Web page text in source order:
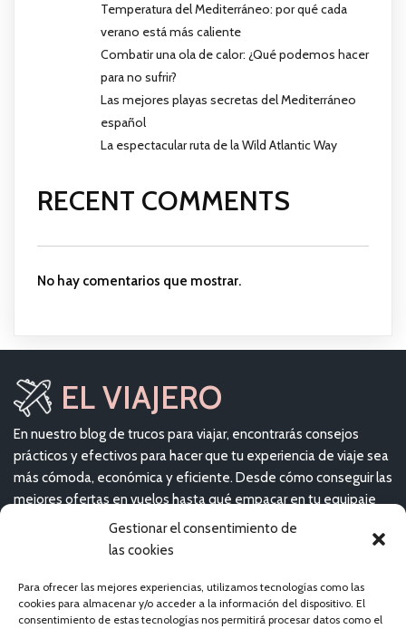
Gestionar el consentimiento de
las cookies
Para ofrecer las mejores experiencias, utilizamos tecnologías como las
cookies para almacenar y/o acceder a la información del dispositivo. El
consentimiento de estas tecnologías nos permitirá procesar datos como el
Temperatura del Mediterráneo: por qué cada
verano está más caliente
Combatir una ola de calor: ¿Qué podemos hacer
para no sufrir?
Las mejores playas secretas del Mediterráneo
español
La espectacular ruta de la Wild Atlantic Way
RECENT COMMENTS
No hay comentarios que mostrar.
EL VIAJERO
En nuestro blog de trucos para viajar, encontrarás consejos
prácticos y efectivos para hacer que tu experiencia de viaje sea
más cómoda, económica y eficiente. Desde cómo conseguir las
mejores ofertas en vuelos hasta qué empacar en tu equipaje
de mano, aquí te brindaremos toda la información que
necesitas para planear el viaje perfecto.
ÚLTIMOS VIAJES